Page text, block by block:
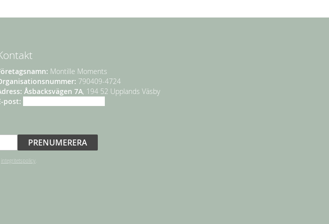
Montille Moments
790409-4724
Åsbacksvägen 7A, 194 52 Upplands Väsby
post:
PRENUMERERA
integritetspolicy